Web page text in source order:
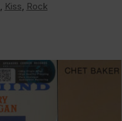
, Kiss, Rock